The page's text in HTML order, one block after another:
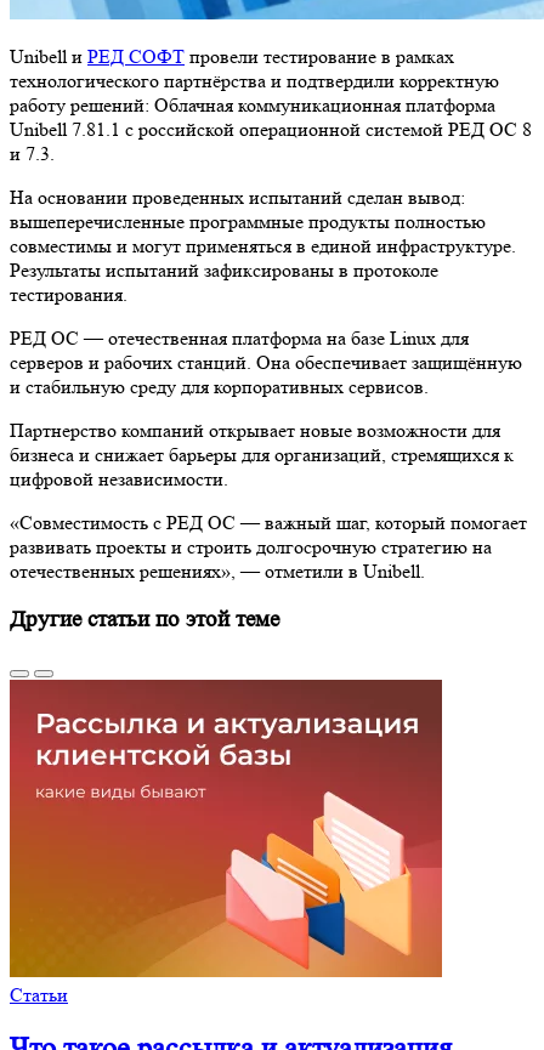
Unibell и РЕД СОФТ провели тестирование в рамках
технологического партнёрства и подтвердили корректную
работу решений: Облачная коммуникационная платформа
Unibell 7.81.1 с российской операционной системой РЕД ОС 8
и 7.3.
На основании проведенных испытаний сделан вывод:
вышеперечисленные программные продукты полностью
совместимы и могут применяться в единой инфраструктуре.
Результаты испытаний зафиксированы в протоколе
тестирования.
РЕД ОС — отечественная платформа на базе Linux для
серверов и рабочих станций. Она обеспечивает защищённую
и стабильную среду для корпоративных сервисов.
Партнерство компаний открывает новые возможности для
бизнеса и снижает барьеры для организаций, стремящихся к
цифровой независимости.
«Совместимость с РЕД ОС — важный шаг, который помогает
развивать проекты и строить долгосрочную стратегию на
отечественных решениях», — отметили в Unibell.
Другие статьи по этой теме
Статьи